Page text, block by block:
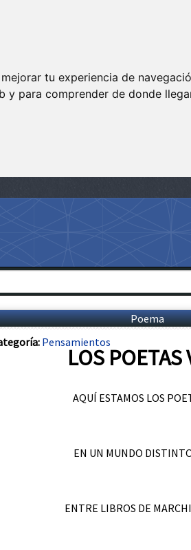
tu experiencia de
y para comprender de donde
Poema
Pensamientos
LOS POETAS
AQUÍ ESTAMOS LOS
EN UN MUNDO
ENTRE LIBROS DE